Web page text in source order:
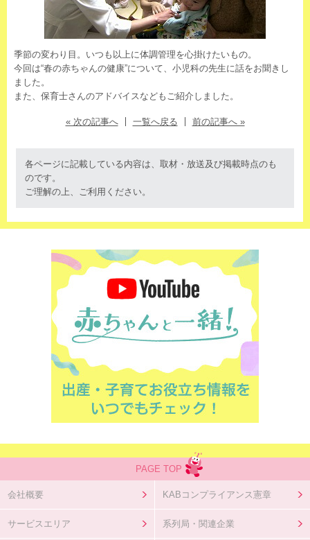
季節の変わり目。いつも以上に体調管理を心掛けたいもの。
今回は“春の赤ちゃんの健康”について、小児科の先生に話をお聞きし
ました。
また、保育士さんのアドバイスなどもご紹介しました。
« 次の記事へ 一覧へ戻る 前の記事へ »
各ページに記載している内容は、取材・放送及び掲載時点のも
のです。
ご理解の上、ご利用ください。
PAGE TOP
会社概要 KABコンプライアンス憲章
サービスエリア 系列局・関連企業